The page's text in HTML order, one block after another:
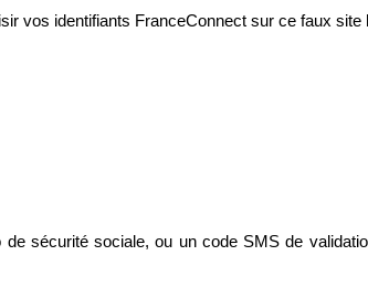
vos identifiants FranceConnect sur ce faux
sécurité sociale, ou un code SMS de